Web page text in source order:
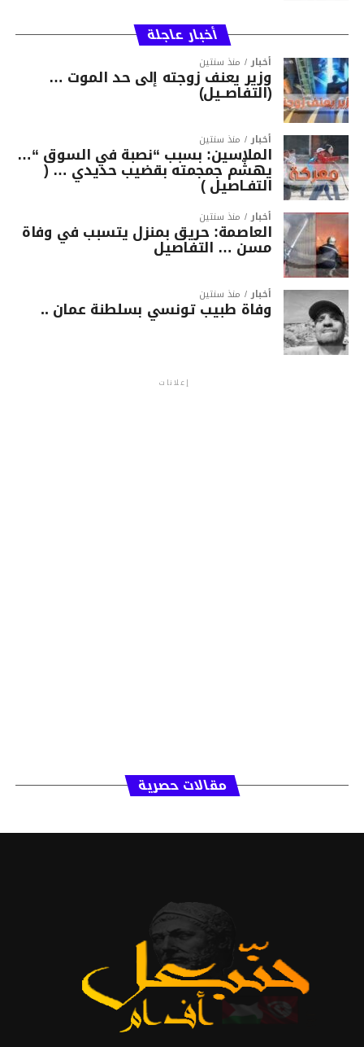
أخبار عاجلة
أخبار منذ سنتين
وزير يعنف زوجته إلى حد الموت …
(التفاصــيل)
أخبار منذ سنتين
الملاسين: بسبب “نصبة في السوق “…
يهشّم جمجمته بقضيب حديدي … (
التفـاصيل )
أخبار منذ سنتين
العاصمة: حريق بمنزل يتسبب في وفاة
مسن … التفاصيل
أخبار منذ سنتين
وفاة طبيب تونسي بسلطنة عمان ..
إعلانات
مقالات حصرية